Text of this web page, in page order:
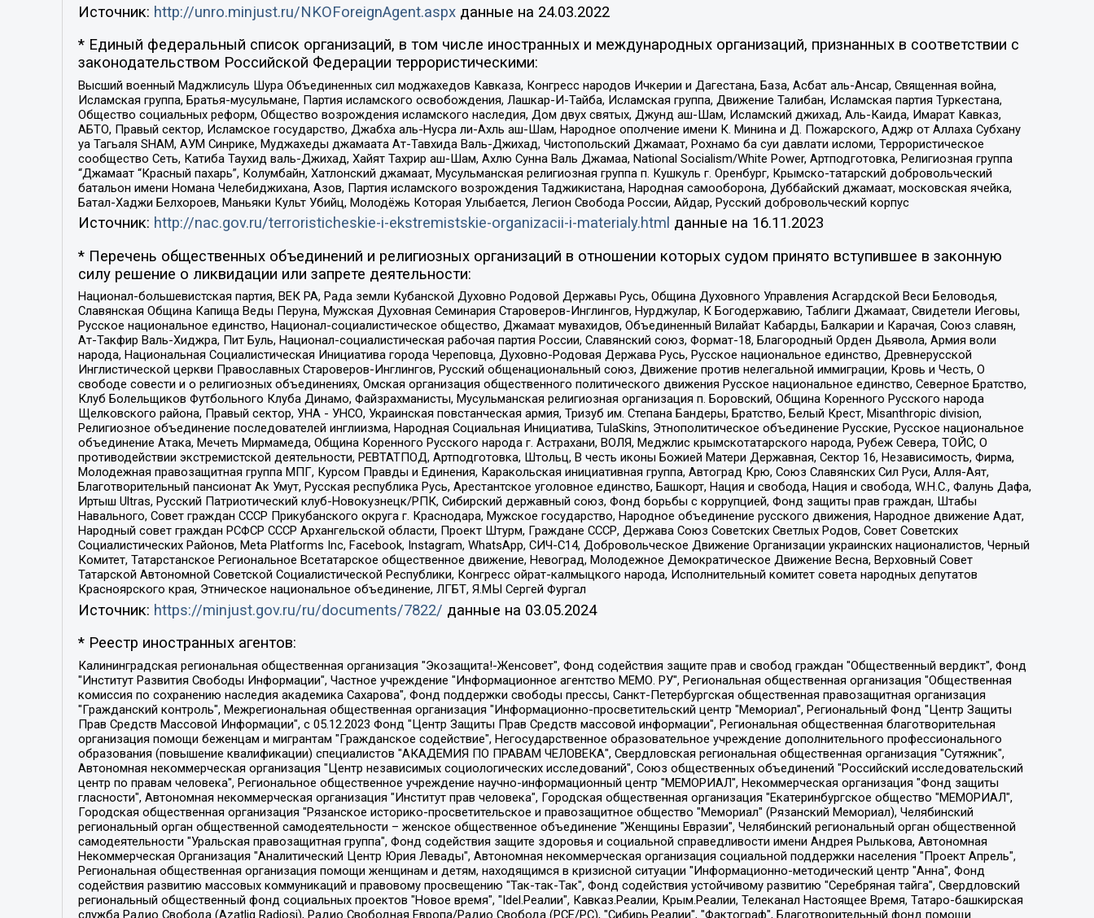
Источник: http://unro.minjust.ru/NKOForeignAgent.aspxданные на 24.03.2022
* Единый федеральный список организаций, в том числе иностранных и международных организаций, признанных в соответствии с
законодательством Российской Федерации террористическими:
Высший военный Маджлисуль Шура Объединенных сил моджахедов Кавказа, Конгресс народов Ичкерии и Дагестана, База, Асбат аль-Ансар, Священная война,
Исламская группа, Братья-мусульмане, Партия исламского освобождения, Лашкар-И-Тайба, Исламская группа, Движение Талибан, Исламская партия Туркестана,
Общество социальных реформ, Общество возрождения исламского наследия, Дом двух святых, Джунд аш-Шам, Исламский джихад, Аль-Каида, Имарат Кавказ,
АБТО, Правый сектор, Исламское государство, Джабха аль-Нусра ли-Ахль аш-Шам, Народное ополчение имени К. Минина и Д. Пожарского, Аджр от Аллаха Субхану
уа Тагьаля SHAM, АУМ Синрике, Муджахеды джамаата Ат-Тавхида Валь-Джихад, Чистопольский Джамаат, Рохнамо ба суи давлати исломи, Террористическое
сообщество Сеть, Катиба Таухид валь-Джихад, Хайят Тахрир аш-Шам, Ахлю Сунна Валь Джамаа, National Socialism/White Power, Артподготовка, Религиозная группа
“Джамаат “Красный пахарь”, Колумбайн, Хатлонский джамаат, Мусульманская религиозная группа п. Кушкуль г. Оренбург, Крымско-татарский добровольческий
батальон имени Номана Челебиджихана, Азов, Партия исламского возрождения Таджикистана, Народная самооборона, Дуббайский джамаат, московская ячейка,
Батал-Хаджи Белхороев, Маньяки Культ Убийц, Молодёжь Которая Улыбается, Легион Свобода России, Айдар, Русский добровольческий корпус
Источник: http://nac.gov.ru/terroristicheskie-i-ekstremistskie-organizacii-i-materialy.html данные на 16.11.2023
* Перечень общественных объединений и религиозных организаций в отношении которых судом принято вступившее в законную
силу решение о ликвидации или запрете деятельности:
Национал-большевистская партия, ВЕК РА, Рада земли Кубанской Духовно Родовой Державы Русь, Община Духовного Управления Асгардской Веси Беловодья,
Славянская Община Капища Веды Перуна, Мужская Духовная Семинария Староверов-Инглингов, Нурджулар, К Богодержавию, Таблиги Джамаат, Свидетели Иеговы,
Русское национальное единство, Национал-социалистическое общество, Джамаат мувахидов, Объединенный Вилайат Кабарды, Балкарии и Карачая, Союз славян,
Ат-Такфир Валь-Хиджра, Пит Буль, Национал-социалистическая рабочая партия России, Славянский союз, Формат-18, Благородный Орден Дьявола, Армия воли
народа, Национальная Социалистическая Инициатива города Череповца, Духовно-Родовая Держава Русь, Русское национальное единство, Древнерусской
Инглистической церкви Православных Староверов-Инглингов, Русский общенациональный союз, Движение против нелегальной иммиграции, Кровь и Честь, О
свободе совести и о религиозных объединениях, Омская организация общественного политического движения Русское национальное единство, Северное Братство,
Клуб Болельщиков Футбольного Клуба Динамо, Файзрахманисты, Мусульманская религиозная организация п. Боровский, Община Коренного Русского народа
Щелковского района, Правый сектор, УНА - УНСО, Украинская повстанческая армия, Тризуб им. Степана Бандеры, Братство, Белый Крест, Misanthropic division,
Религиозное объединение последователей инглиизма, Народная Социальная Инициатива, TulaSkins, Этнополитическое объединение Русские, Русское национальное
объединение Атака, Мечеть Мирмамеда, Община Коренного Русского народа г. Астрахани, ВОЛЯ, Меджлис крымскотатарского народа, Рубеж Севера, ТОЙС, О
противодействии экстремистской деятельности, РЕВТАТПОД, Артподготовка, Штольц, В честь иконы Божией Матери Державная, Сектор 16, Независимость, Фирма,
Молодежная правозащитная группа МПГ, Курсом Правды и Единения, Каракольская инициативная группа, Автоград Крю, Союз Славянских Сил Руси, Алля-Аят,
Благотворительный пансионат Ак Умут, Русская республика Русь, Арестантское уголовное единство, Башкорт, Нация и свобода, Нация и свобода, W.H.С., Фалунь Дафа,
Иртыш Ultras, Русский Патриотический клуб-Новокузнецк/РПК, Сибирский державный союз, Фонд борьбы с коррупцией, Фонд защиты прав граждан, Штабы
Навального, Совет граждан СССР Прикубанского округа г. Краснодара, Мужское государство, Народное объединение русского движения, Народное движение Адат,
Народный совет граждан РСФСР СССР Архангельской области, Проект Штурм, Граждане СССР, Держава Союз Советских Светлых Родов, Совет Советских
Социалистических Районов, Meta Platforms Inc, Facebook, Instagram, WhatsApp, СИЧ-С14, Добровольческое Движение Организации украинских националистов, Черный
Комитет, Татарстанское Региональное Всетатарское общественное движение, Невоград, Молодежное Демократическое Движение Весна, Верховный Совет
Татарской Автономной Советской Социалистической Республики, Конгресс ойрат-калмыцкого народа, Исполнительный комитет совета народных депутатов
Красноярского края, Этническое национальное объединение, ЛГБТ, Я.МЫ Сергей Фургал
Источник: https://minjust.gov.ru/ru/documents/7822/ данные на 03.05.2024
* Реестр иностранных агентов:
Калининградская региональная общественная организация "Экозащита!-Женсовет", Фонд содействия защите прав и свобод граждан "Общественный вердикт", Фонд "Институт Развития Свободы Информации", Частное учреждение "Информационное агентство МЕМО. РУ", Региональная общественная организация "Общественная комиссия по сохранению наследия академика Сахарова", Фонд поддержки свободы прессы, Санкт-Петербургская общественная правозащитная организация "Гражданский контроль", Межрегиональная общественная организация "Информационно-просветительский центр "Мемориал", Региональный Фонд "Центр Защиты Прав Средств Массовой Информации", с 05.12.2023 Фонд "Центр Защиты Прав Средств массовой информации", Региональная общественная благотворительная организация помощи беженцам и мигрантам "Гражданское содействие", Негосударственное образовательное учреждение дополнительного профессионального образования (повышение квалификации) специалистов "АКАДЕМИЯ ПО ПРАВАМ ЧЕЛОВЕКА", Свердловская региональная общественная организация "Сутяжник", Автономная некоммерческая организация "Центр независимых социологических исследований", Союз общественных объединений "Российский исследовательский центр по правам человека", Региональное общественное учреждение научно-информационный центр "МЕМОРИАЛ", Некоммерческая организация "Фонд защиты гласности", Автономная некоммерческая организация "Институт прав человека", Городская общественная организация "Екатеринбургское общество "МЕМОРИАЛ", Городская общественная организация "Рязанское историко-просветительское и правозащитное общество "Мемориал" (Рязанский Мемориал), Челябинский региональный орган общественной самодеятельности – женское общественное объединение "Женщины Евразии", Челябинский региональный орган общественной самодеятельности "Уральская правозащитная группа", Фонд содействия защите здоровья и социальной справедливости имени Андрея Рылькова, Автономная Некоммерческая Организация "Аналитический Центр Юрия Левады", Автономная некоммерческая организация социальной поддержки населения "Проект Апрель", Региональная общественная организация помощи женщинам и детям, находящимся в кризисной ситуации "Информационно-методический центр "Анна", Фонд содействия развитию массовых коммуникаций и правовому просвещению "Так-так-Так", Фонд содействия устойчивому развитию "Серебряная тайга", Свердловский региональный общественный фонд социальных проектов "Новое время", "Idel.Реалии", Кавказ.Реалии, Крым.Реалии, Телеканал Настоящее Время, Татаро-башкирская служба Радио Свобода (Azatliq Radiosi), Радио Свободная Европа/Радио Свобода (PCE/PC), "Сибирь.Реалии", "Фактограф", Благотворительный фонд помощи осужденным и их семьям, Автономная некоммерческая организация "Институт глобализации и социальных движений", Фонд "В защиту прав заключенных", Частное учреждение "Центр поддержки и содействия развитию средств массовой информации", Пензенский региональный общественный благотворительный фонд "Гражданский союз", "Север.Реалии", Некоммерческая организация Фонд "Правовая инициатива", Общество с ограниченной ответственностью "Радио Свободная Европа/Радио Свобода", Чешское информационное агентство "MEDIUM-ORIENT", Красноярская региональная общественная организация "Мы против СПИДа", Камалягин Денис Николаевич, Маркелов Сергей Евгеньевич, Пономарев Лев Александрович, Савицкая Людмила Алексеевна, Автономная некоммерческая организация "Центр по работе с проблемой насилия "НАСИЛИЮ.НЕТ", Межрегиональный профессиональный союз работников здравоохранения "Альянс врачей", Юридическое лицо, зарегистрированное в Латвийской Республике, SIA "Medusa Project" (регистрационный номер 40103797863, дата регистрации 10.06.2014), Некоммерческая организация "Фонд по борьбе с коррупцией", Автономная некоммерческая организация "Институт права и публичной политики", Баданин Роман Сергеевич, Гликин Максим Александрович, Железнова Мария Михайловна, Лукьянова Юлия Сергеевна, Маетная Елизавета Витальевна, Маняхин Петр Борисович, Чуракова Ольга Владимировна, Ярош Юлия Петровна, Юридическое лицо "The Insider SIA", зарегистрированное в Риге, Латвийская Республика (дата регистрации 26.06.2015), являющееся администратором доменного имени интернет-издания "The Insider SIA", https://theins.ru, Постернак Алексей Евгеньевич, Рубин Михаил Аркадьевич, Анин Роман Александрович, Юридическое лицо Istories fonds, зарегистрированное в Латвийской Республике (регистрационный номер 50008295751, дата регистрации 24.02.2020), Великовский Дмитрий Александрович, Долинина Ирина Николаевна, Мароховская Алеся Алексеевна, Шлейнов Роман Юрьевич, Шмагун Олеся Валентиновна, Общество с ограниченной ответственностью "Альтаир 2021", Общество с ограниченной ответственностью "Вега 2021", Общество с ограниченной ответственностью "Главный редактор 2021", Общество с ограниченной ответственностью "Ромашки монолит", Важенков Артем Валерьевич, Ивановская областная общественная организация "Центр гендерных исследований", Гурман Юрий Альбертович, Медиапроект "ОВД-Инфо", Егоров Владимир Владимирович, Жилинский Владимир Александрович, Общество с ограниченной ответственностью "ЗП", Иванова София Юрьевна, Карезина Инна Павловна, Кильтау Екатерина Викторовна, Петров Алексей Викторович, Пискунов Сергей Евгеньевич, Смирнов Сергей Сергеевич, Тихонов Михаил Сергеевич, Общество с ограниченной ответственностью "ЖУРНАЛИСТ-ИНОСТРАННЫЙ АГЕНТ", Арапова Галина Юрьевна, Вольтская Татьяна Анатольевна, Американская компания "Mason G.E.S. Anonymous Foundation" (США), являющаяся владельцем интернет-издания https://mnews.world/, Компания "Stichting Bellingcat", зарегистрированная в Нидерландах (дата регистрации 11.07.2018), Захаров Андрей Вячеславович, Клепиковская Екатерина Дмитриевна, Общество с ограниченной ответственностью "МЕМО", Перл Роман Александрович, Симонов Евгений Алексеевич, Соловьева Елена Анатольевна, Сотников Даниил Владимирович, Сурначева Елизавета Дмитриевна, Автономная некоммерческая организация по защите прав человека и информированию населения "Якутия – Наше Мнение", Общество с ограниченной ответственностью "Москоу диджитал медиа", с 26.01.2023 Общество с ограниченной ответственностью "Чайка Белые сады", Ветошкина Валерия Валерьевна, Заговора Максим Александрович, Межрегиональное общественное движение "Российская ЛГБТ - сеть", Оленичев Максим Владимирович, Павлов Иван Юрьевич, Скворцова Елена Сергеевна, Общество с ограниченной ответственностью "Как бы инагент", Кочетков Игорь Викторович, Общество с ограниченной ответственностью "Честные выборы", Еланчик Олег Александрович, Общество с ограниченной ответственностью "Нобелевский призыв", Гималова Регина Эмилевна, Григорьев Андрей Валерьевич, Григорьева Алина Александровна, Ассоциация по содействию защите прав призывников, альтернативнослужащих и военнослужащих "Правозащитная группа "Гражданин.Армия.Право", Хисамова Регина Фаритовна, Автономная некоммерческая организация по реализации социально-правовых программ "Лилит", Дальневосточное общественное движение "Маяк", Санкт-Петербургская ЛГБТ-инициативная группа "Выход", Инициативная группа ЛГБТ+ "Реверс", Алексеев Андрей Викторович, Бекбулатова Таисия Львовна, Беляев Иван Михайлович, Владыкина Елена Сергеевна, Гельман Марат Александрович, Никульшина Вероника Юрьевна, Толоконникова Надежда Андреевна, Шендерович Виктор Анатольевич, Общество с ограниченной ответственностью "Данное сообщение", Общество с ограниченной ответственностью Издательский дом "Новая глава", Айнбиндер Александра Александровна, Московский комьюнити-центр для ЛГБТ+инициатив, Благотворительный фонд развития филантропии, Deutsche Welle (Германия, Kurt-Schumacher-Strasse 3, 53113 Bonn), Борзунова Мария Михайловна, Воробьев Виктор Викторович, Голубева Анна Львовна, Константинова Алла Михайловна, Малкова Ирина Владимировна, Мурадов Мурад Абдулгалимович, Осетинская Елизавета Николаевна, Понасенков Евгений Николаевич, Ганапольский Матвей Юрьевич, Киселев Евгений Алексеевич, Борухович Ирина Григорьевна, Дремин Иван Тимофеевич, Дубровский Дмитрий Викторович, Красноярская региональная общественная организация поддержки и развития альтернативных образовательных технологий и межкультурных коммуникаций "ИНТЕРРА", Маяковская Екатерина Алексеевна, Фейгин Марк Захарович, Филимонов Андрей Викторович, Дзугкоева Регина Николаевна, Доброхотов Роман Александрович, Дудь Юрий Александрович, Елкин Сергей Владимирович, Кругликов Кирилл Игоревич, Сабунаева Мария Леонидовна, Семенов Алексей Владимирович, Шаинян Карен Багратович, Шульман Екатерина Михайловна, Асафьев Артур Валерьевич, Вахштайн Виктор Семенович, Венедиктов Алексей Алексеевич, Лушникова Екатерина Евгеньевна, Волков Леонид Михайлович, Невзоров Александр Глебович, Пархоменко Сергей Борисович, Сироткин Ярослав Николаевич, Кара-Мурза Владимир Владимирович, Баранова Наталья Владимировна, Гозман Леонид Яковлевич, Кагарлицкий Борис Юльевич, Климарев Михаил Валерьевич, Милов Владимир Станиславович, Автономная некоммерческая организация Краснодарский центр современного искусства "Типография", Моргенштерн Алишер Тагирович, Соболь Любовь Эдуардовна, Общество с ограниченной ответственностью "ЛИЗА НОРМ", Каспаров Гарри Кимович, Ходорковский Михаил Борисович, Общество с ограниченной ответственностью "Апрельские тезисы", Данилович Ирина Брониславовна, Кашин Олег Владимирович, Петров Николай Владимирович, Пивоваров Алексей Владимирович, Соколов Михаил Владимирович, Цветкова Юлия Владимировна, Чичваркин Евгений Александрович, Комитет против пыток/Команда против пыток, Общество с ограниченной ответственностью "Первый научный", Общество с ограниченной ответственностью "Вертолет и ко", Белоцерковская Вероника Борисовна, Кац Максим Евгеньевич, Лазарева Татьяна Юрьевна, Шаведдинов Руслан Табризович, Яшин Илья Валерьевич, Общество с ограниченной ответственностью "Иноагент ААВ", Алешковский Дмитрий Петрович, Альбац Евгения Марковна, Быков Дмитрий Львович, Галямина Юлия Евгеньевна, Лойко Сергей Леонидович, Мартынов Кирилл Константинович, Медведев Сергей Александрович, Крашенинников Федор Геннадиевич, Гордеева Катерина Вл